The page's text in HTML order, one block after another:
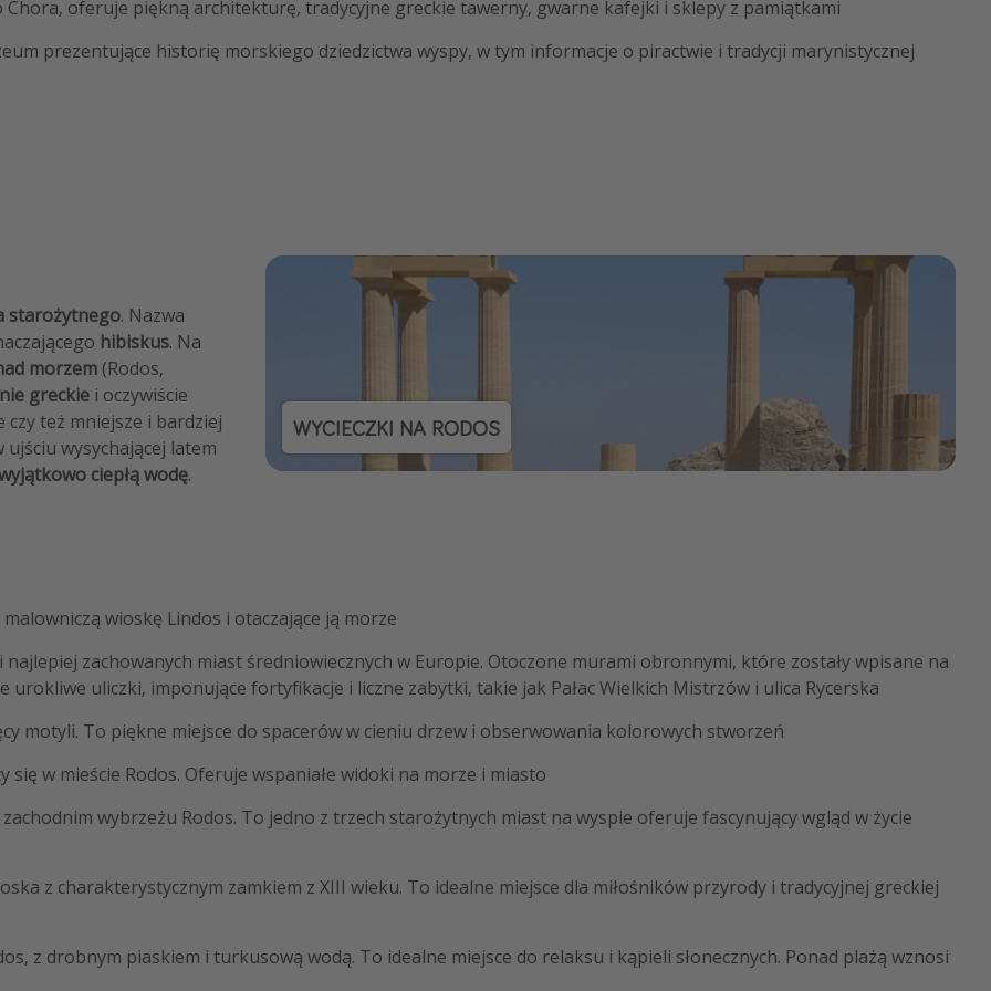
Chora, oferuje piękną architekturę, tradycyjne greckie tawerny, gwarne kafejki i sklepy z pamiątkami
prezentujące historię morskiego dziedzictwa wyspy, w tym informacje o piractwie i tradycji marynistycznej
starożytnego. Nazwa
hibiskus. Na
morzem (Rodos,
greckie i oczywiście
też mniejsze i bardziej
wysychającej latem
ciepłą wodę.
WYCIECZKI NA RODOS
wioskę Lindos i otaczające ją morze
najlepiej zachowanych miast średniowiecznych w Europie. Otoczone murami obronnymi, które zostały wpisane na
uliczki, imponujące fortyfikacje i liczne zabytki, takie jak Pałac Wielkich Mistrzów i ulica Rycerska
motyli. To piękne miejsce do spacerów w cieniu drzew i obserwowania kolorowych stworzeń
w mieście Rodos. Oferuje wspaniałe widoki na morze i miasto
zachodnim wybrzeżu Rodos. To jedno z trzech starożytnych miast na wyspie oferuje fascynujący wgląd w życie
z charakterystycznym zamkiem z XIII wieku. To idealne miejsce dla miłośników przyrody i tradycyjnej greckiej
z drobnym piaskiem i turkusową wodą. To idealne miejsce do relaksu i kąpieli słonecznych. Ponad plażą wznosi